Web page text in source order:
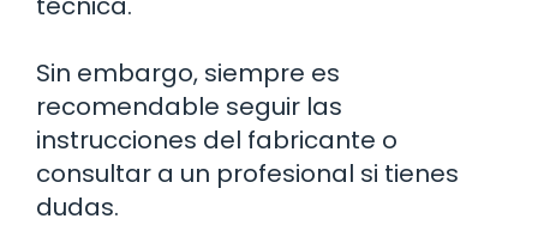
Sin embargo, siempre es
recomendable seguir las
instrucciones del fabricante o
consultar a un profesional si tienes
dudas.